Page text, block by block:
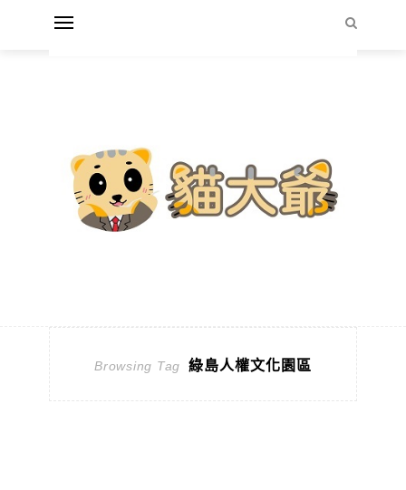
Browsing Tag 綠島人權文化園區